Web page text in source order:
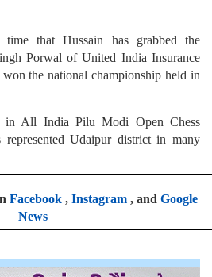
that Hussain has grabbed the
Porwal of United India Insurance
the national championship held in
in All India Pilu Modi Open Chess
represented Udaipur district in many
Facebook, Instagram, and Google
News